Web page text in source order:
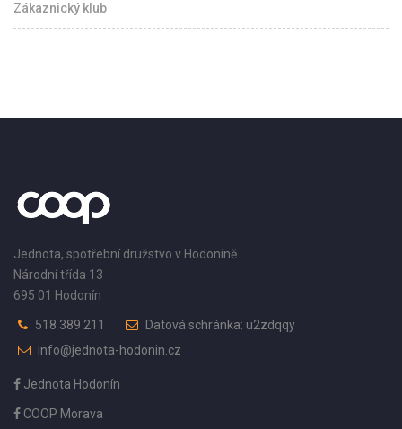
Zákaznický klub
Jednota, spotřební družstvo v Hodoníně
Národní třída 13
695 01 Hodonín
518 389 211
Datová schránka: u2zdqqy
info@jednota-hodonin.cz
Jednota Hodonín
COOP Morava